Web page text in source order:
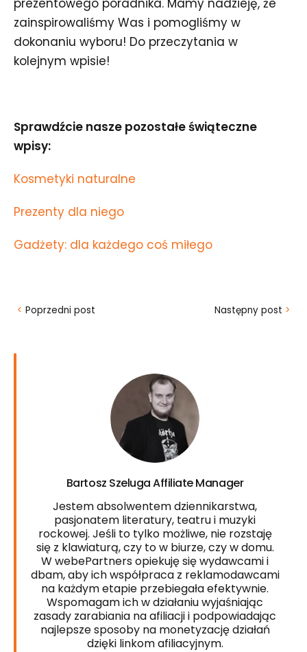
zainspirowaliśmy Was i pomogliśmy w
dokonaniu wyboru! Do przeczytania w
kolejnym wpisie!
Sprawdźcie nasze pozostałe świąteczne
wpisy:
Kosmetyki naturalne
Prezenty dla niego
Gadżety: dla każdego coś miłego
< Poprzedni post Następny post >
Bartosz Szeluga Affiliate Manager
Jestem absolwentem dziennikarstwa,
pasjonatem literatury, teatru i muzyki
rockowej. Jeśli to tylko możliwe, nie rozstaję
się z klawiaturą, czy to w biurze, czy w domu.
W webePartners opiekuję się wydawcami i
dbam, aby ich współpraca z reklamodawcami
na każdym etapie przebiegała efektywnie.
Wspomagam ich w działaniu wyjaśniając
zasady zarabiania na afiliacji i podpowiadając
najlepsze sposoby na monetyzację działań
dzięki linkom afiliacyjnym.